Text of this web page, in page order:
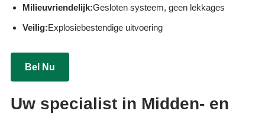
Milieuvriendelijk:Gesloten systeem, geen lekkages
Veilig:Explosiebestendige uitvoering
Bel Nu
Uw specialist in Midden- en